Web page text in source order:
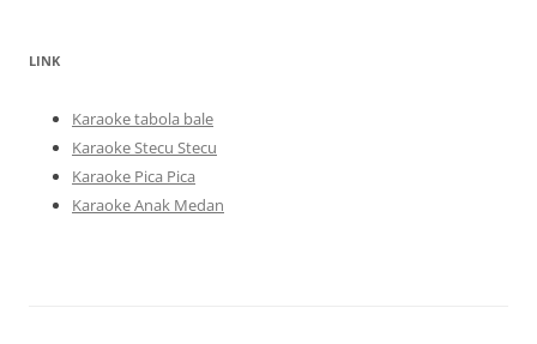
LINK
Karaoke tabola bale
Karaoke Stecu Stecu
Karaoke Pica Pica
Karaoke Anak Medan